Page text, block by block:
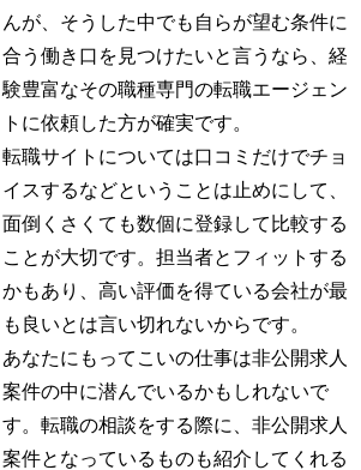
んが、そうした中でも自らが望む条件に
合う働き口を見つけたいと言うなら、経
験豊富なその職種専門の転職エージェン
トに依頼した方が確実です。
転職サイトについては口コミだけでチョ
イスするなどということは止めにして、
面倒くさくても数個に登録して比較する
ことが大切です。担当者とフィットする
かもあり、高い評価を得ている会社が最
も良いとは言い切れないからです。
あなたにもってこいの仕事は非公開求人
案件の中に潜んでいるかもしれないで
す。転職の相談をする際に、非公開求人
案件となっているものも紹介してくれる